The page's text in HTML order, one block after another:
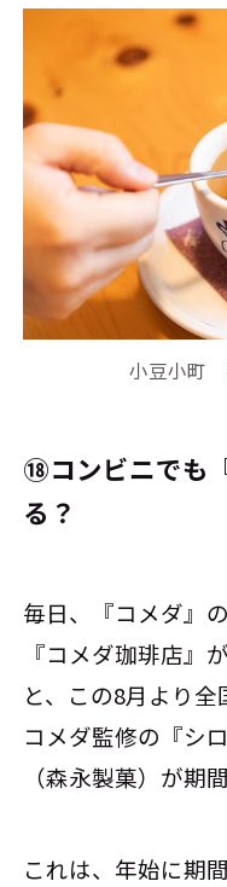
小豆小町
⑱コンビニでも
る？
毎日、『コメダ』
『コメダ珈琲店』
と、この8月より
コメダ監修の『シ
（森永製菓）が期
これは、年始に期